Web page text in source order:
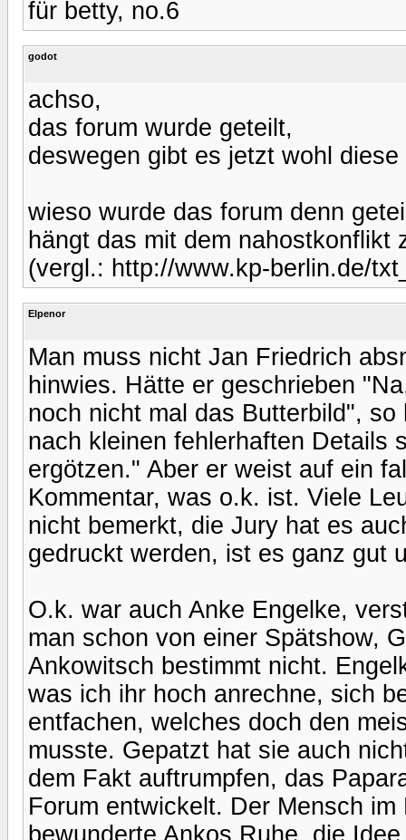
für betty, no.6
godot
achso,
das forum wurde geteilt,
deswegen gibt es jetzt wohl
wieso wurde das forum denn
hängt das mit dem nahostkonflikt
(vergl.: http://www.kp-berlin.de/
Elpenor
Man muss nicht Jan Friedrich
hinwies. Hätte er geschrieben
noch nicht mal das Butterbild",
nach kleinen fehlerhaften Details
ergötzen." Aber er weist auf ein
Kommentar, was o.k. ist. Viele
nicht bemerkt, die Jury hat es
gedruckt werden, ist es ganz gut
O.k. war auch Anke Engelke,
man schon von einer Spätshow,
Ankowitsch bestimmt nicht.
was ich ihr hoch anrechne, sich
entfachen, welches doch den
musste. Gepatzt hat sie auch
dem Fakt auftrumpfen, das
Forum entwickelt. Der Mensch
bewunderte Ankos Ruhe, die